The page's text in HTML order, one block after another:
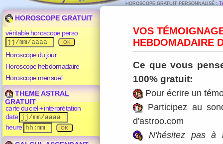
HOROSCOPE GRATUIT PERSONNALISÉ :
HOROSCOPE GRATUIT
véritable horoscope perso
Horoscope du jour
Horoscope hebdomadaire
Horoscope mensuel
THEME ASTRAL
GRATUIT
carte du ciel + interprétation
date
heure
VOS
HEBDOMADAIRE
Ce que vous
100% gratuit:
Pour écrire un
Participez au
d'astroo.com
N'hésitez pas à